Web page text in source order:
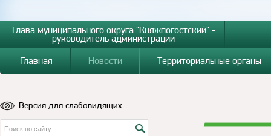
Глава муниципального округа "Княжпогостский" -
руководитель администрации
Главная
Новости Территориальные органы
Версия для слабовидящих